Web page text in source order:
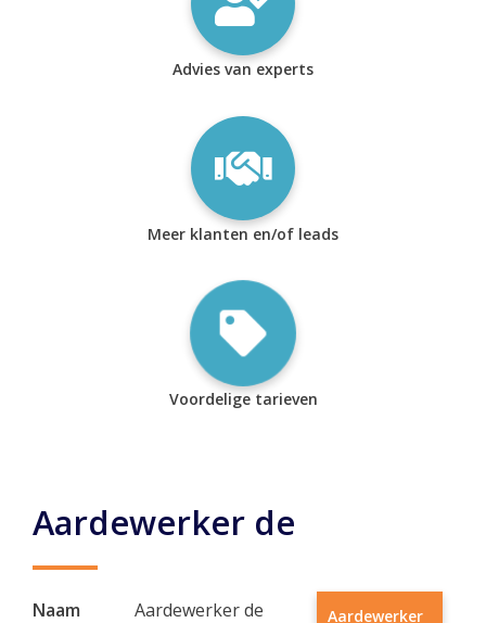
Advies van experts
Meer klanten en/of leads
Voordelige tarieven
Aardewerker de
Naam Aardewerker de
Aardewerker